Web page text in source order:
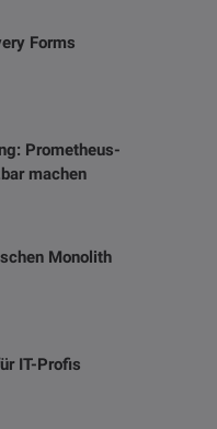
Forms
Prometheus-
machen
Monolith
IT-Profis